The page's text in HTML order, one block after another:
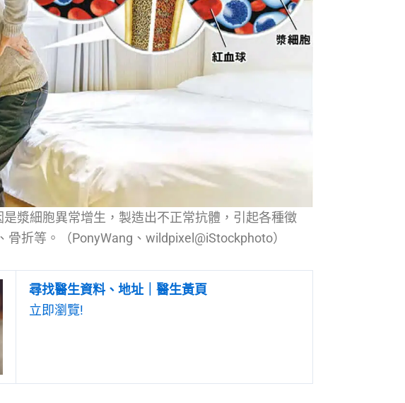
漿細胞異常增生，製造出不正常抗體，引起各種徵
折等。（PonyWang、wildpixel@iStockphoto）
尋找醫生資料、地址｜醫生黃頁
立即瀏覽!